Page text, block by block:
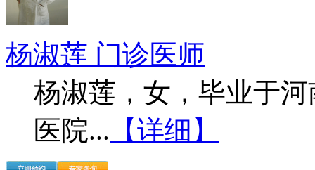
杨淑莲 门诊医师
杨淑莲，女，毕业于
医院... 【详细】